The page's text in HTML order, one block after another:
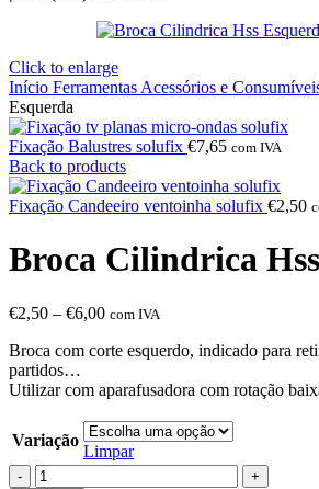
Click to enlarge
Início Ferramentas Acessórios e
Esquerda
Fixação Balustres solufix €7,65 com IVA
Back to products
Fixação Candeeiro ventoinha solufix €2,50
Broca Cilindrica
€2,50 – €6,00 com IVA
Broca com corte esquerdo, indicado para
partidos…
Utilizar com aparafusadora com rotação
Variação
Limpar